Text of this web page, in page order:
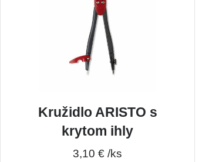
Kružidlo ARISTO s
krytom ihly
3,10 € /ks